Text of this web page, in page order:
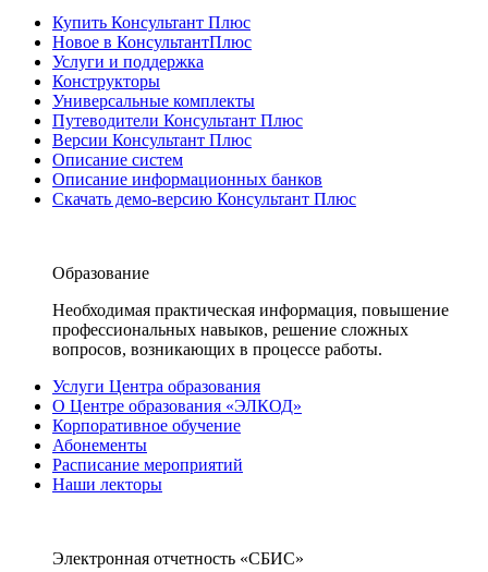
Купить Консультант Плюс
Новое в КонсультантПлюс
Услуги и поддержка
Конструкторы
Универсальные комплекты
Путеводители Консультант Плюс
Версии Консультант Плюс
Описание систем
Описание информационных банков
Скачать демо-версию Консультант Плюс
Образование
Необходимая практическая информация, повышение
профессиональных навыков, решение сложных
вопросов, возникающих в процессе работы.
Услуги Центра образования
О Центре образования «ЭЛКОД»
Корпоративное обучение
Абонементы
Расписание мероприятий
Наши лекторы
Электронная отчетность «СБИС»